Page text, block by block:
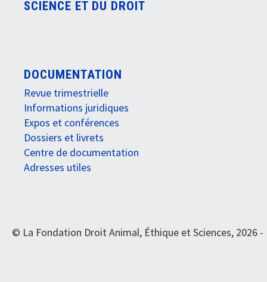
SCIENCE ET DU DROIT
DOCUMENTATION
Revue trimestrielle
Informations juridiques
Expos et conférences
Dossiers et livrets
Centre de documentation
Adresses utiles
© La Fondation Droit Animal, Éthique et Sciences, 2026 -